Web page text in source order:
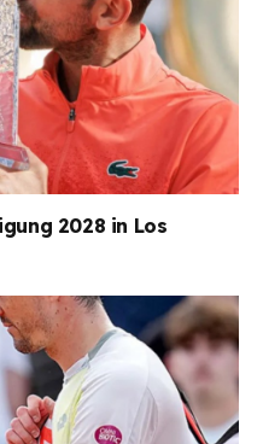
2028 in Los